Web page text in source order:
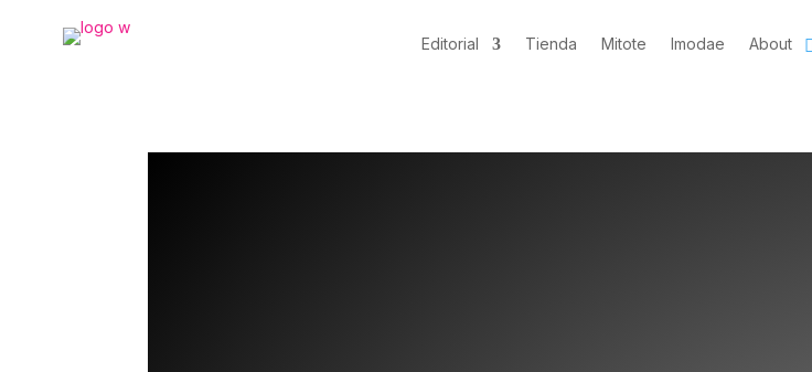
Editorial Tienda Mitote Imodae About